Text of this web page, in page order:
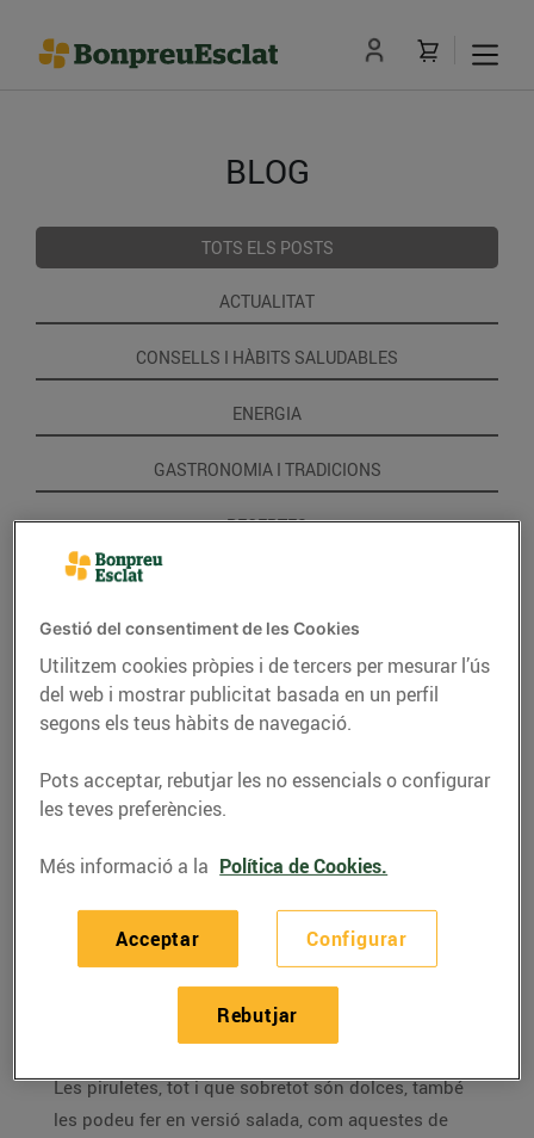
BLOG
TOTS ELS POSTS
ACTUALITAT
CONSELLS I HÀBITS SALUDABLES
ENERGIA
GASTRONOMIA I TRADICIONS
RECEPTES
RECEPTES
Piruletes de mil colors i
sabors
Les piruletes, tot i que sobretot són dolces, també
les podeu fer en versió salada, com aquestes de
Gestió del consentiment de les Cookies
Utilitzem cookies pròpies i de tercers per mesurar l’ús
del web i mostrar publicitat basada en un perfil
segons els teus hàbits de navegació.
Pots acceptar, rebutjar les no essencials o configurar
les teves preferències.
Més informació a la Política de Cookies.
Configurar
Rebutjar
Acceptar